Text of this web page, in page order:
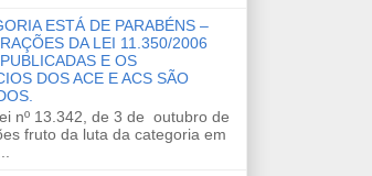
ESTÁ DE PARABÉNS –
DA LEI 11.350/2006
E OS
DOS ACE E ACS SÃO
nº 13.342, de 3 de outubro de
fruto da luta da categoria em